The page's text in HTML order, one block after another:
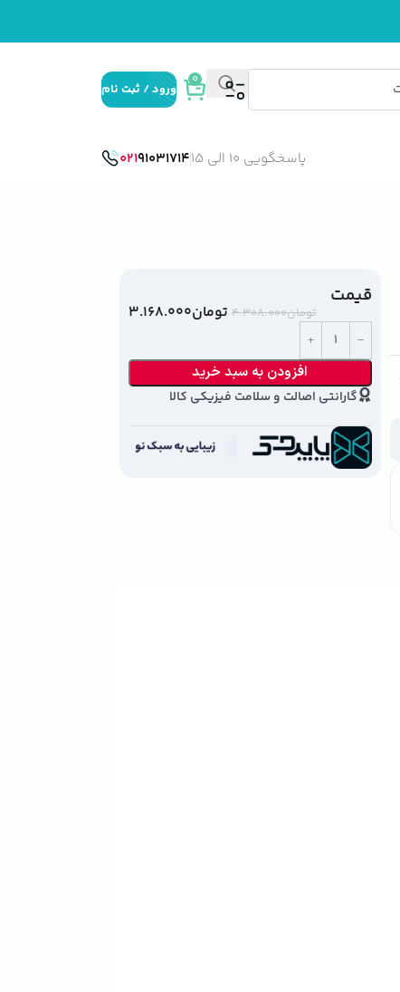
0
ورود / ثبت نام
پاسخگویی 10 الی 15 02191031714
قیمت
تومان۴.۳۰۸.۰۰۰ تومان۳.۱۶۸.۰۰۰
افزودن به سبد خرید
گارانتی اصالت و سلامت فیزیکی کالا